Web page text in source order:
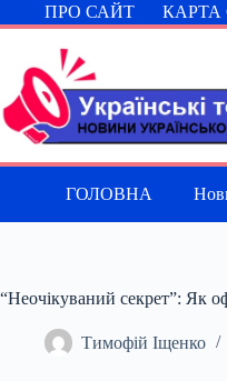
Перейти
до
ПРО САЙТ КАРТА
ГОЛОВНА
“Неочікуваний секрет”: Як
Тимофій Іщенко